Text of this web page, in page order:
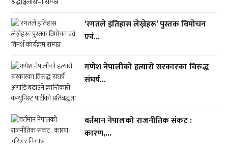
‘रगतले इतिहास लेख्नेहरू’ पुस्तक विमोचन
एवं...
गणेश नेपालीको हत्यारो सरकारका विरुद्ध
संघर्ष...
वर्तमान नेपालको राजनीतिक संकट :
कारण,...